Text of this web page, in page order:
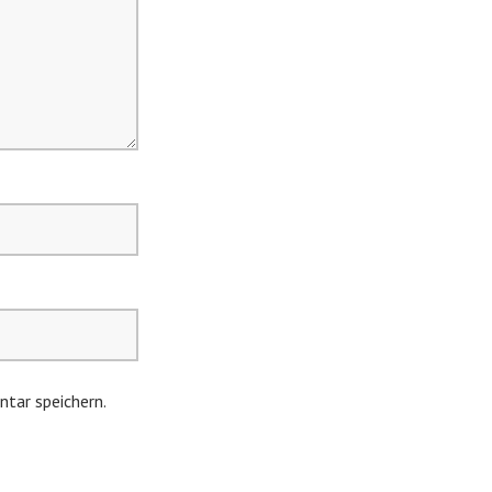
speichern.